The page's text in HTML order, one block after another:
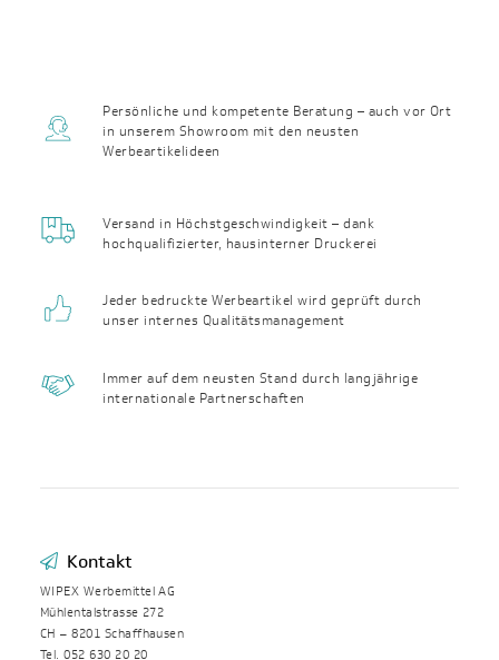
Persönliche und kompetente Beratung – auch vor Ort
in unserem Showroom mit den neusten
Werbeartikelideen
Versand in Höchst­geschwin­digkeit – dank
hochqualifizierter, haus­interner Druckerei
Jeder bedruckte Werbeartikel wird geprüft durch
unser internes Qualitäts­management
Immer auf dem neusten Stand durch langjährige
internationale Partnerschaften
Kontakt
WIPEX Werbemittel AG
Mühlentalstrasse 272
CH – 8201 Schaffhausen
Tel. 052 630 20 20